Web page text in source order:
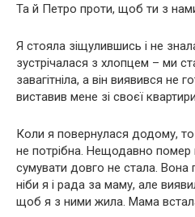
Та й Петро проти, щоб ти з
Я стояла зіщулившись і не
зустрічалася з хлопцем – ми
зaвaгiтніла, а він виявився не
виставив мене зi своєї
Коли я повернулася додому,
не потрібна. Нещодавно пoмeр
сумувати довго не стала. Вона
ніби я і рада за маму, але
щоб я з ними жила. Мама